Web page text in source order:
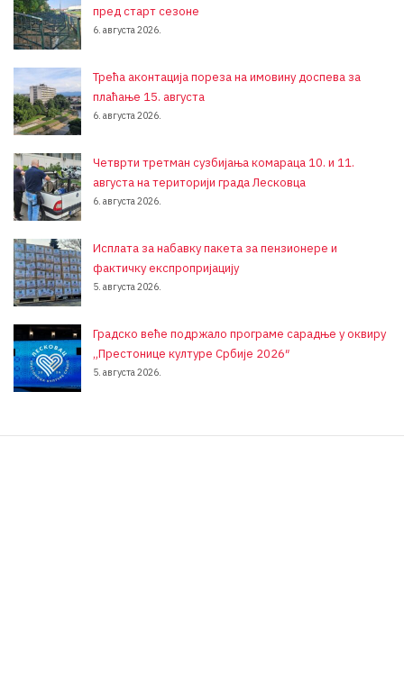
пред старт сезоне
6. августа 2026.
Трећа аконтација пореза на имовину доспева за
плаћање 15. августа
6. августа 2026.
Четврти третман сузбијања комараца 10. и 11.
августа на територији града Лесковца
6. августа 2026.
Исплата за набавку пакета за пензионере и
фактичку експропријацију
5. августа 2026.
Градско веће подржало програме сарадње у оквиру
„Престонице културе Србије 2026″
5. августа 2026.